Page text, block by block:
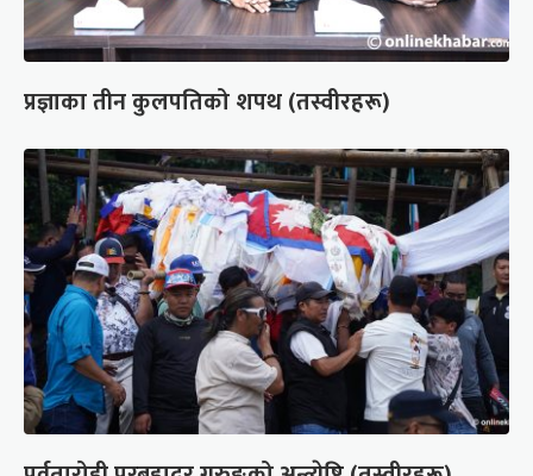
प्रज्ञाका तीन कुलपतिको शपथ (तस्वीरहरू)